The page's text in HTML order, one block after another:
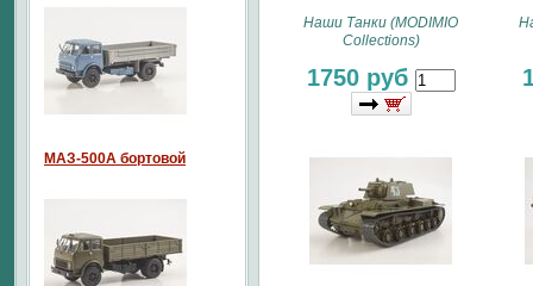
Наши Танки (MODIMIO
Collections)
1750 руб
МАЗ-500А бортовой